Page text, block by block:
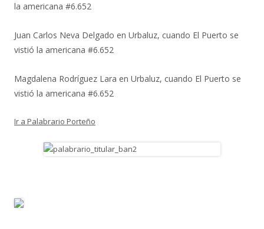
la americana #6.652
Juan Carlos Neva Delgado en Urbaluz, cuando El Puerto se
vistió la americana #6.652
Magdalena Rodríguez Lara en Urbaluz, cuando El Puerto se
vistió la americana #6.652
Ir a Palabrario Porteño